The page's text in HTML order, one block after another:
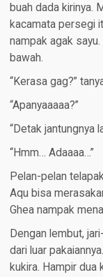
buah dada kirinya.
kacamata persegi
nampak agak
bawah.
“Kerasa gag?”
“Apanyaaaaa?”
“Detak jantungnya
“Hmm… Adaaaa…”
Pelan-pelan
Aqu bisa
Ghea nampak
Dengan lembut,
dari luar
kukira. Hampir dua